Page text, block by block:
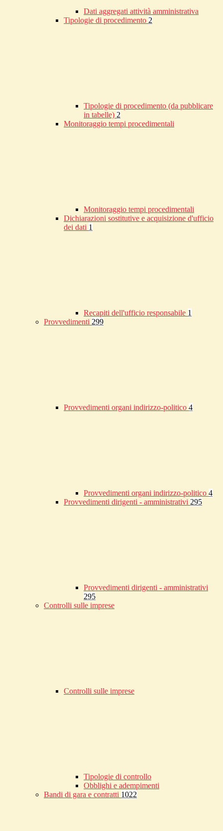
Dati aggregati attività amministrativa
Tipologie di procedimento 2
Tipologie di procedimento (da pubblicare
in tabelle) 2
Monitoraggio tempi procedimentali
Monitoraggio tempi procedimentali
Dichiarazioni sostitutive e acquisizione d'ufficio
dei dati 1
Recapiti dell'ufficio responsabile 1
Provvedimenti 299
Provvedimenti organi indirizzo-politico 4
Provvedimenti organi indirizzo-politico 4
Provvedimenti dirigenti - amministrativi 295
Provvedimenti dirigenti - amministrativi
295
Controlli sulle imprese
Controlli sulle imprese
Tipologie di controllo
Obblighi e adempimenti
Bandi di gara e contratti 1022